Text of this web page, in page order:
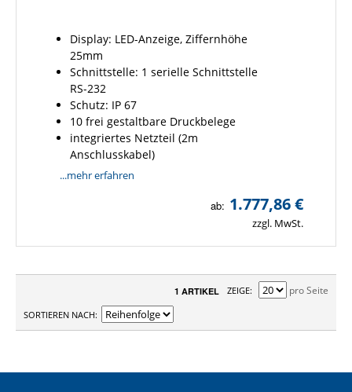
Display: LED-Anzeige, Ziffernhöhe
25mm
Schnittstelle: 1 serielle Schnittstelle
RS-232
Schutz: IP 67
10 frei gestaltbare Druckbelege
integriertes Netzteil (2m
Anschlusskabel)
...mehr erfahren
ab: 1.777,86 €
zzgl. MwSt.
1 ARTIKEL ZEIGE pro Seite
SORTIEREN NACH